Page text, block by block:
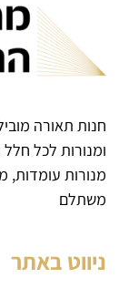
חנות תאורה
ומנורות לכל
מנורות עומדות,
משתלם
ניווט באתר